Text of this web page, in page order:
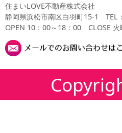
住まいLOVE不動産株式会社
静岡県浜松市南区白羽町15-1 TEL
OPEN 10：00～18：00 CLOSE